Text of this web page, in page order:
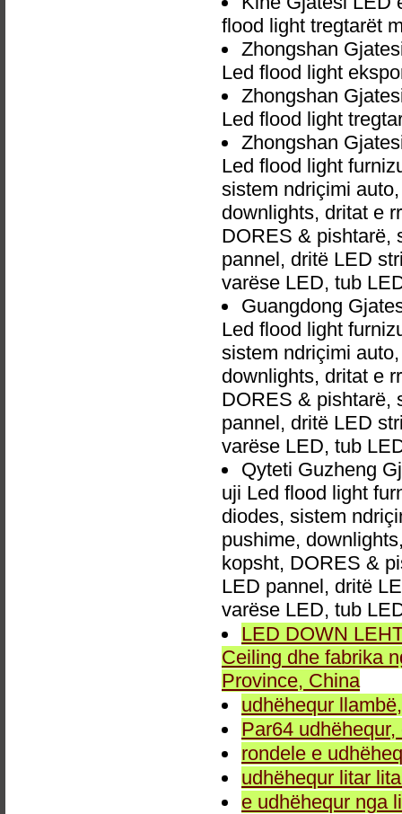
flood light tregtarët
Zhongshan
Led flood light
Zhongshan
Led flood light
Zhongshan
Led flood light
sistem ndriçimi
downlights, dritat e
DORES & pishtarë,
pannel, dritë LED
varëse LED, tub
Guangdong
Led flood light
sistem ndriçimi
downlights, dritat e
DORES & pishtarë,
pannel, dritë LED
varëse LED, tub
Qyteti Guzheng
uji Led flood light
diodes, sistem
pushime,
kopsht, DORES &
LED pannel, dritë
varëse LED, tub
LED DOWN
Ceiling dhe fabrika
Province, China
udhëhequr
Par64
rondele e
udhëhequr litar
e udhëhequr nga